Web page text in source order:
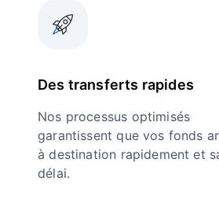
Des transferts rapides
Nos processus optimisés
garantissent que vos fonds
à destination rapidement et
délai.